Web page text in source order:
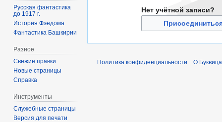
Нет учётной записи?
Русская фантастика
до 1917 г.
История Фэндома
Фантастика Башкирии
Разное
Свежие правки
Новые страницы
Справка
Инструменты
Служебные страницы
Версия для печати
Политика конфиденциальности О Буквица